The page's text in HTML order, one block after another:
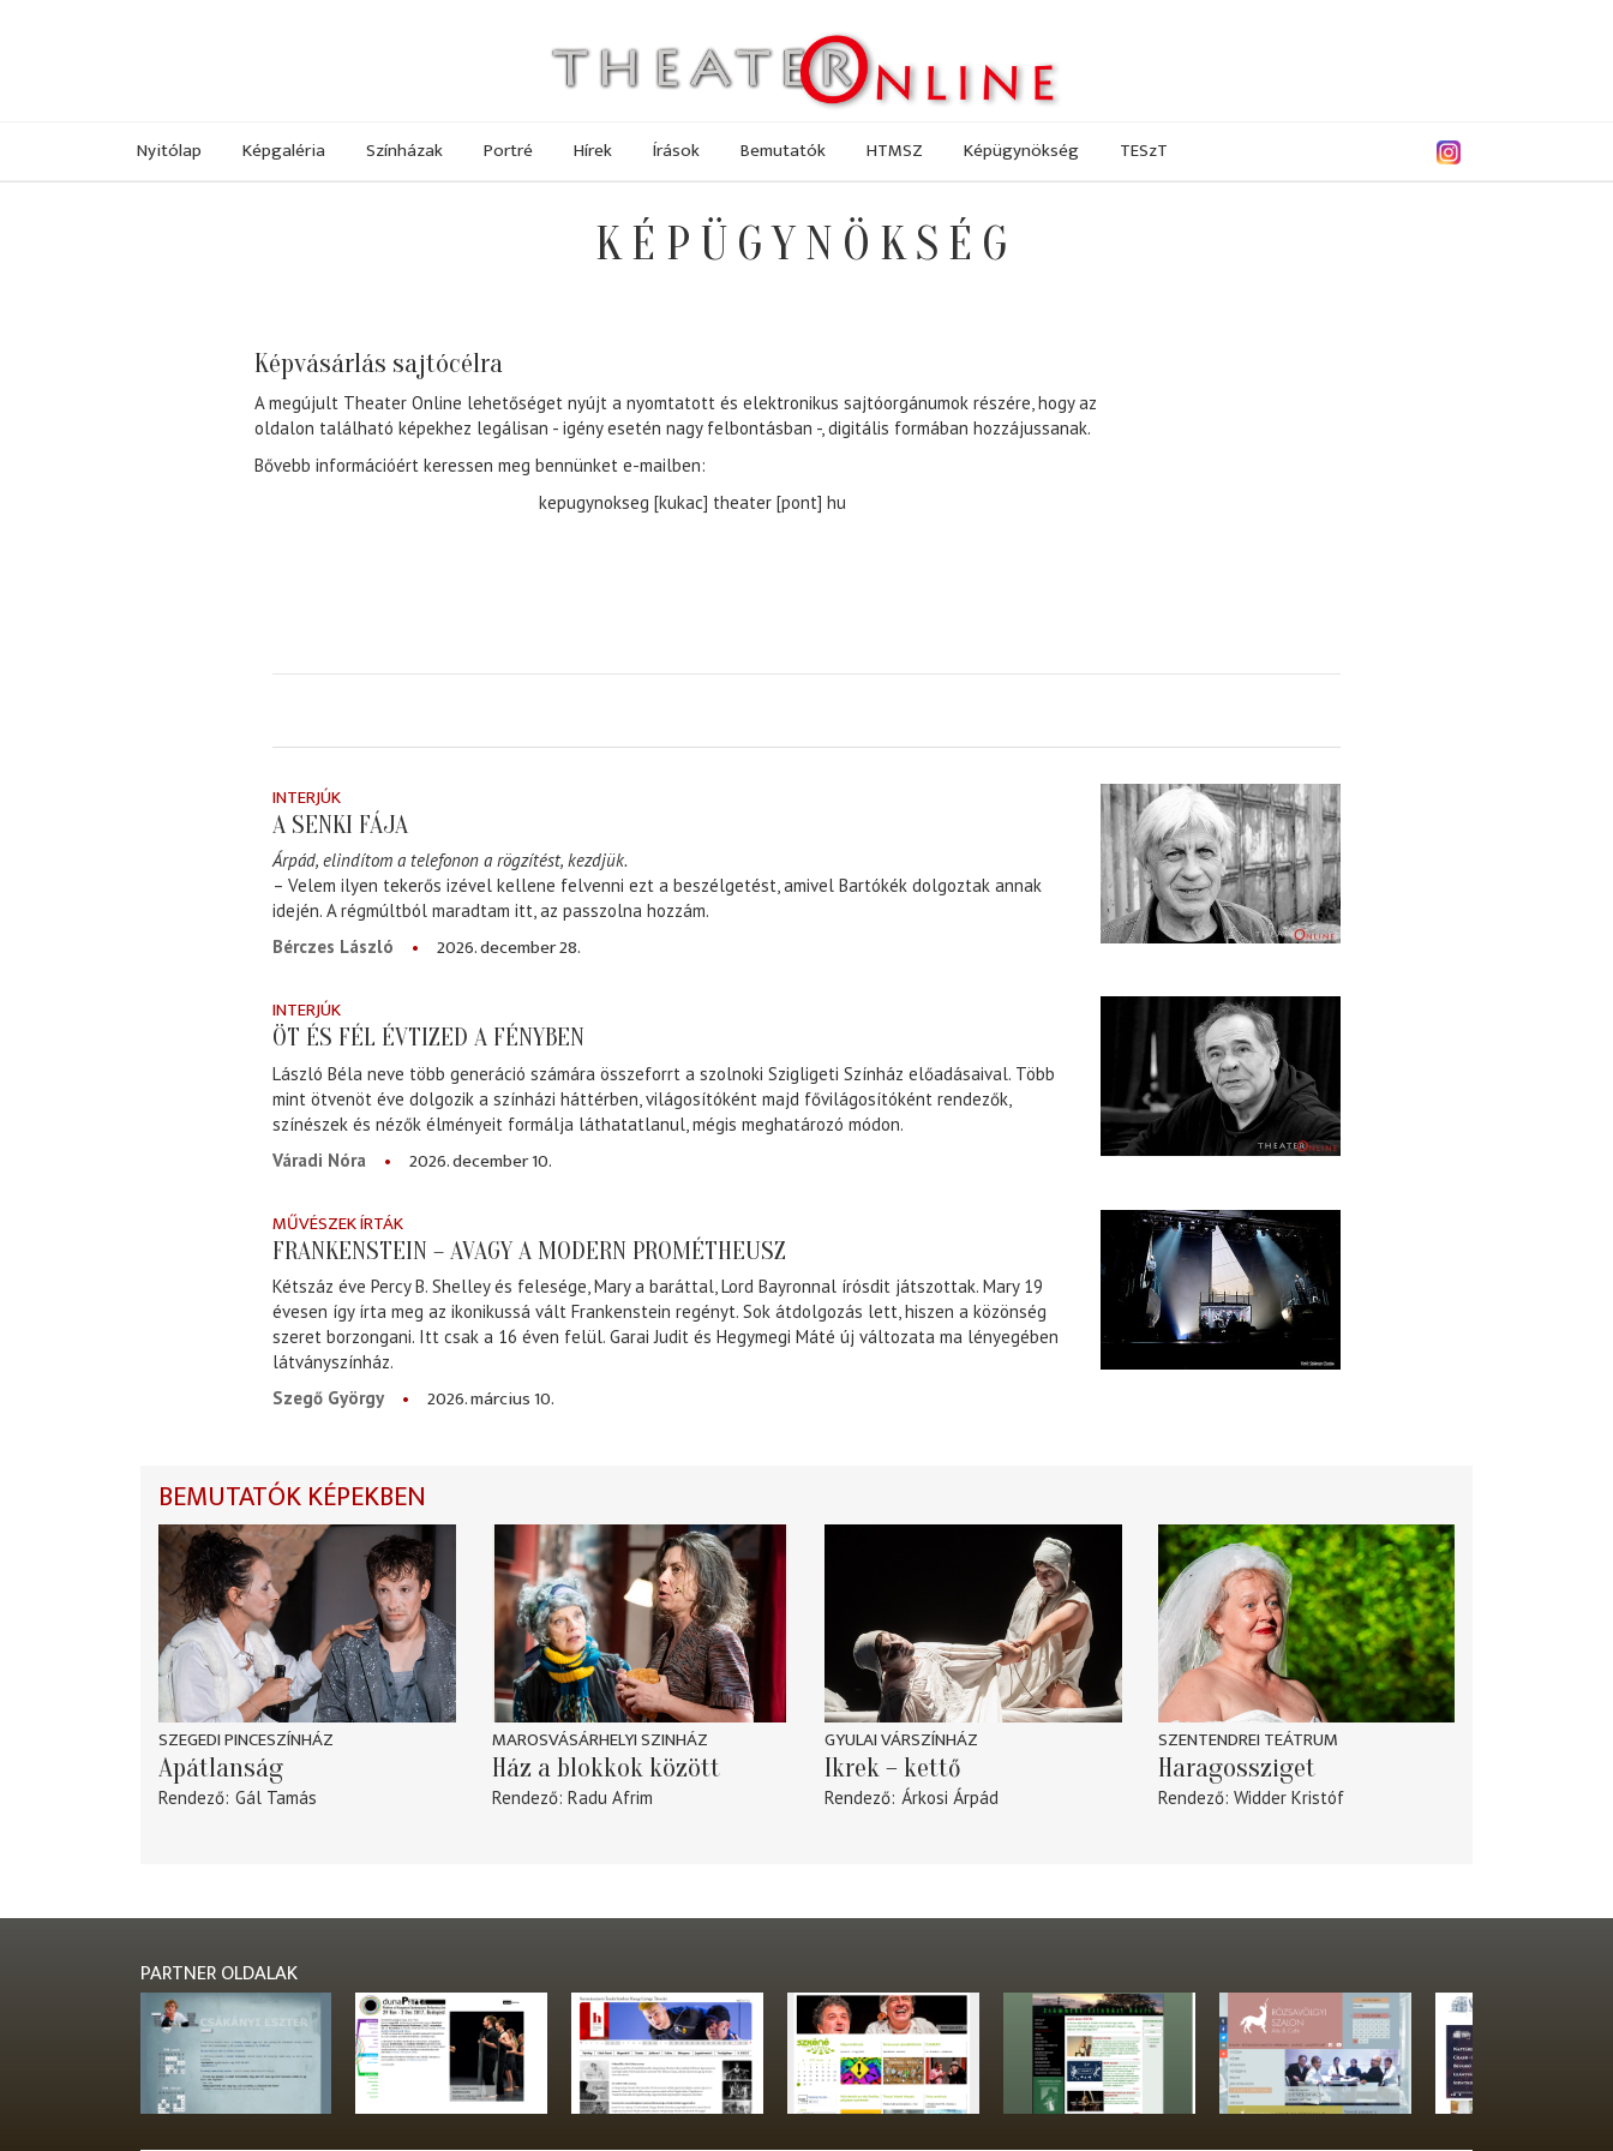
Nyitólap Képgaléria Színházak Portré Hírek Írások Bemutatók HTMSZ Képügynökség TESzT
KÉPÜGYNÖKSÉG
Képvásárlás sajtócélra
A megújult Theater Online lehetőséget nyújt a nyomtatott és elektronikus sajtóorgánumok részére, hogy az
oldalon található képekhez legálisan - igény esetén nagy felbontásban -, digitális formában hozzájussanak.
Bővebb információért keressen meg bennünket e-mailben:
kepugynokseg [kukac] theater [pont] hu
INTERJÚK
A SENKI FÁJA
Árpád, elindítom a telefonon a rögzítést, kezdjük.
– Velem ilyen tekerős izével kellene felvenni ezt a beszélgetést, amivel Bartókék dolgoztak annak
idején. A régmúltból maradtam itt, az passzolna hozzám.
Bérczes László
2026. december 28.
INTERJÚK
ÖT ÉS FÉL ÉVTIZED A FÉNYBEN
László Béla neve több generáció számára összeforrt a szolnoki Szigligeti Színház előadásaival. Több
mint ötvenöt éve dolgozik a színházi háttérben, világosítóként majd fővilágosítóként rendezők,
színészek és nézők élményeit formálja láthatatlanul, mégis meghatározó módon.
Váradi Nóra
2026. december 10.
MŰVÉSZEK ÍRTÁK
FRANKENSTEIN – AVAGY A MODERN PROMÉTHEUSZ
Kétszáz éve Percy B. Shelley és felesége, Mary a baráttal, Lord Bayronnal írósdit játszottak. Mary 19
évesen így írta meg az ikonikussá vált Frankenstein regényt. Sok átdolgozás lett, hiszen a közönség
szeret borzongani. Itt csak a 16 éven felül. Garai Judit és Hegymegi Máté új változata ma lényegében
látványszínház.
Szegő György
2026. március 10.
BEMUTATÓK KÉPEKBEN
SZEGEDI PINCESZÍNHÁZ
Apátlanság
Rendező Gál Tamás
MAROSVÁSÁRHELYI SZINHÁZ
Ház a blokkok között
Rendező Radu Afrim
GYULAI VÁRSZÍNHÁZ
Ikrek – kettő
Rendező Árkosi Árpád
SZENTENDREI TEÁTRUM
Haragossziget
Rendező Widder Kristóf
PARTNER OLDALAK